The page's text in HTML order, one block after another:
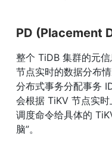
PD (Placement
整个 TiDB 集群的元
节点实时的数据分布
分布式事务分配事务
会根据 TiKV 节点实
调度命令给具体的
脑”。